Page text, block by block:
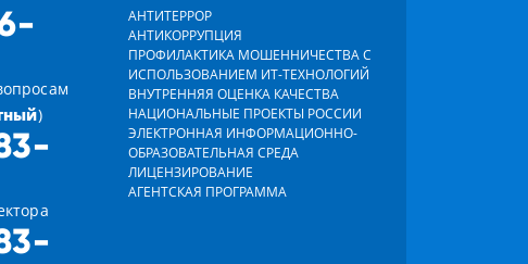
)
АНТИТЕРРОР
АНТИКОРРУПЦИЯ
ПРОФИЛАКТИКА МОШЕННИЧЕСТВА С
ИСПОЛЬЗОВАНИЕМ ИТ-ТЕХНОЛОГИЙ
ВНУТРЕННЯЯ ОЦЕНКА КАЧЕСТВА
НАЦИОНАЛЬНЫЕ ПРОЕКТЫ РОССИИ
ЭЛЕКТРОННАЯ ИНФОРМАЦИОННО-
ОБРАЗОВАТЕЛЬНАЯ СРЕДА
ЛИЦЕНЗИРОВАНИЕ
АГЕНТСКАЯ ПРОГРАММА